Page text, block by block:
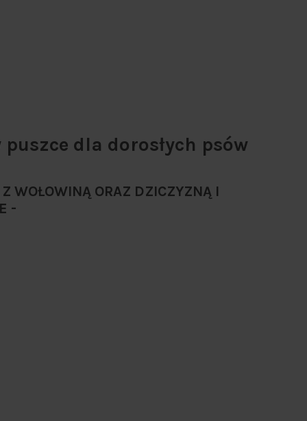
dla dorosłych psów
WOŁOWINĄ ORAZ DZICZYZNĄ I
-